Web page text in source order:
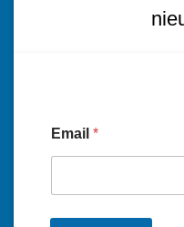
Email *